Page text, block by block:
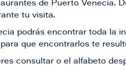
de Puerto Venecia.
tu visita.
podrás encontrar toda la
que encontrarlos te
consultar o el alfabeto